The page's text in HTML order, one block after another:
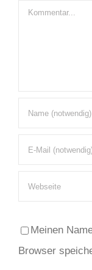
Kommentar
Meinen
Browser